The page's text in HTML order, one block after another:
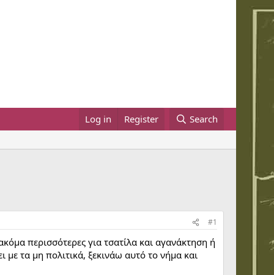
Log in Register Search
#1
περισσότερες για τσατίλα και αγανάκτηση ή
τα μη πολιτικά, ξεκινάω αυτό το νήμα και